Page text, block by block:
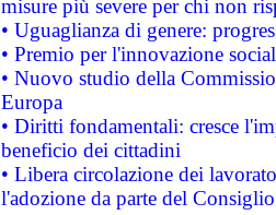
misure più severe per chi non
• Uguaglianza di genere:
• Premio per l'innovazione
• Nuovo studio della
Europa
• Diritti fondamentali: cresce
beneficio dei cittadini
• Libera circolazione dei
l'adozione da parte del